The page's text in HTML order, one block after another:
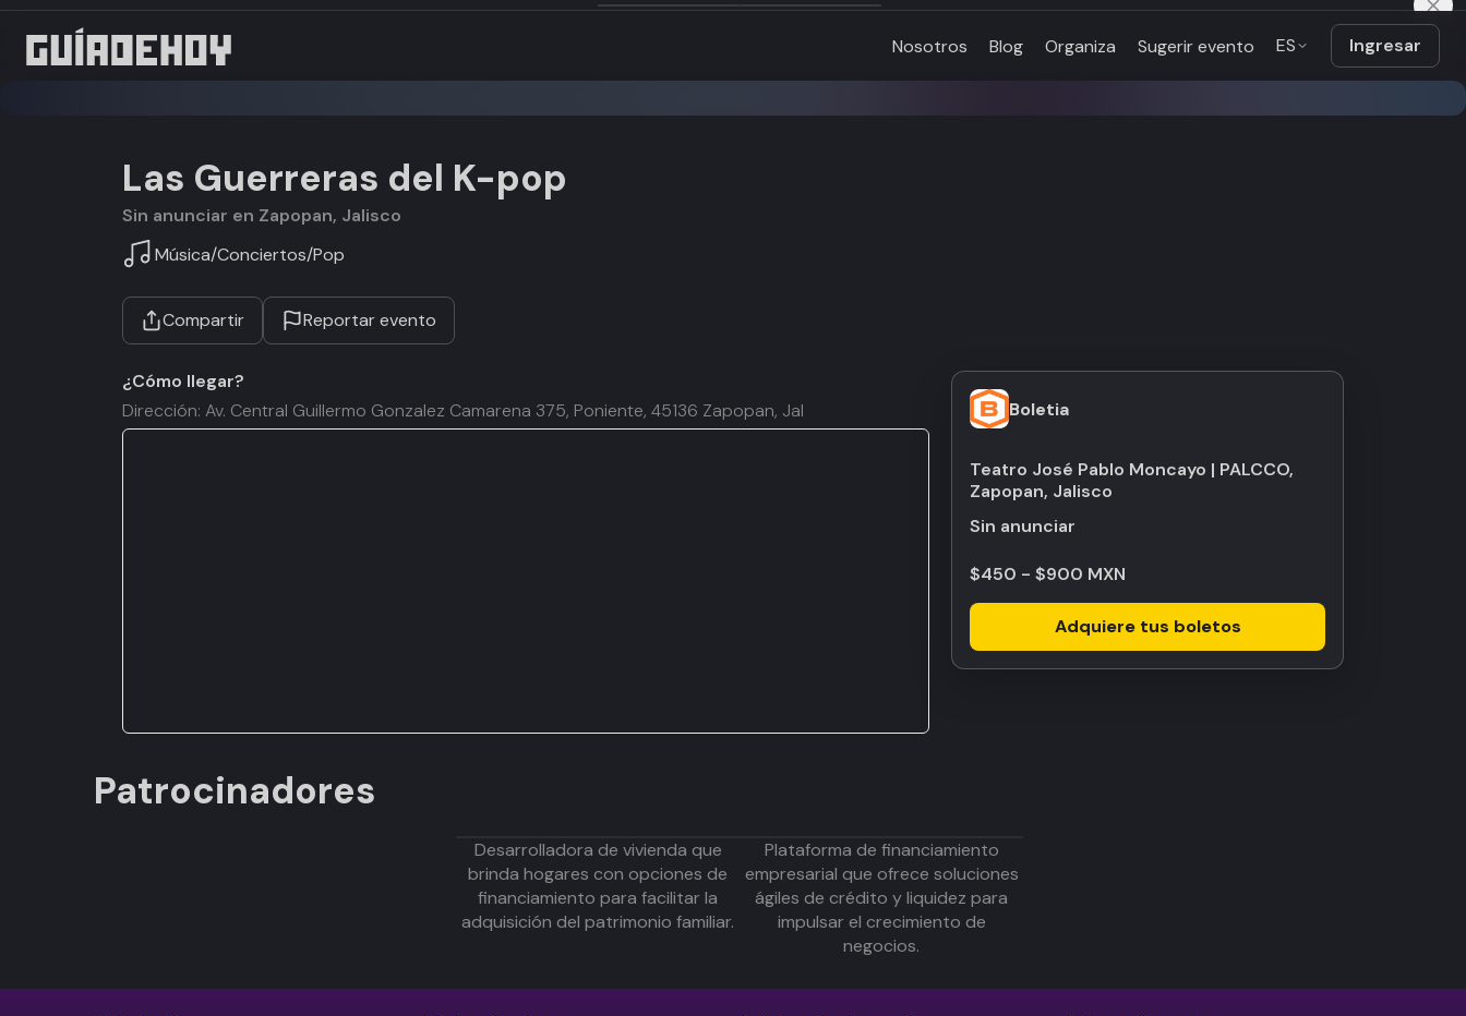
Nosotros Blog Organiza Sugerir evento ES Ingresar
Las Guerreras del K-pop
Sin anunciar en Zapopan, Jalisco
Música/Conciertos/Pop
Compartir Reportar evento
Boletia
Teatro José Pablo Moncayo | PALCCO,
Zapopan, Jalisco
Sin anunciar
$450 - $900 MXN
Adquiere tus boletos
¿Cómo llegar?
Dirección: Av. Central Guillermo Gonzalez Camarena 375, Poniente, 45136 Zapopan, Jal
Patrocinadores
Desarrolladora de vivienda que
brinda hogares con opciones de
financiamiento para facilitar la
adquisición del patrimonio familiar.
Plataforma de financiamiento
empresarial que ofrece soluciones
ágiles de crédito y liquidez para
impulsar el crecimiento de
negocios.